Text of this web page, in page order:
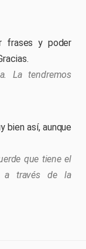
frases y poder
La tendremos
bien así, aunque
que tiene el
a través de la